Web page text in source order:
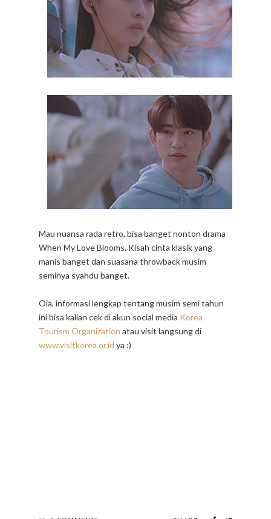
Mau nuansa rada retro, bisa banget nonton drama
When My Love Blooms. Kisah cinta klasik yang
manis banget dan suasana throwback musim
seminya syahdu banget.
Oia, informasi lengkap tentang musim semi tahun
ini bisa kalian cek di akun social media Korea
Tourism Organization atau visit langsung di
www.visitkorea.or.id ya :)